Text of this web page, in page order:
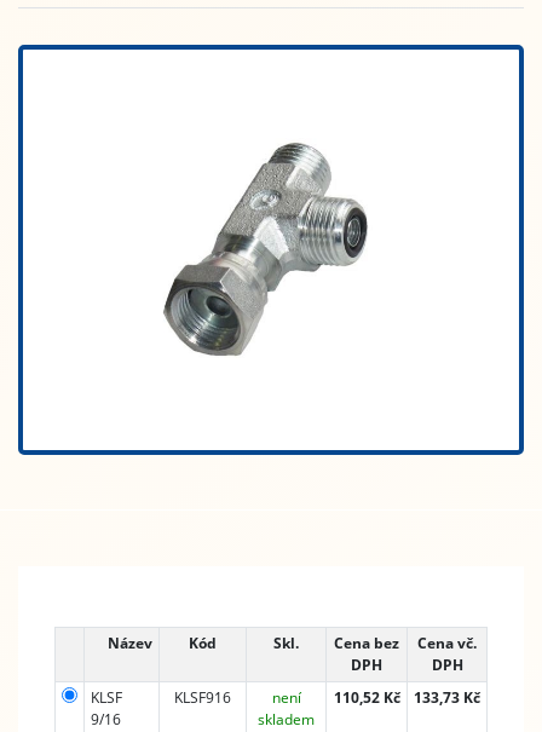
Název Kód Skl.
Cena bez
DPH
Cena vč.
DPH
KLSF
9/16
KLSF916
není
skladem
110,52 Kč 133,73 Kč